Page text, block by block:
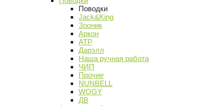
Поводки
Jack&King
Зооник
Аркон
АТР
Дарэлл
Наша ручная работа
ЧИП
Прочие
NUNBELL
WOGY
ДВ